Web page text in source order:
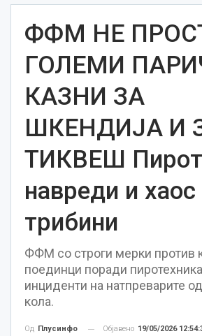
ФФМ НЕ
ГОЛЕМИ
КАЗНИ ЗА
ШКЕНДИЈА И
ТИКВЕШ
навреди и хаос
трибини
ФФМ со строги мерки против
поединци поради
инциденти на натпреварите
кола.
Од Плусинфо Објавено 19/05/2026